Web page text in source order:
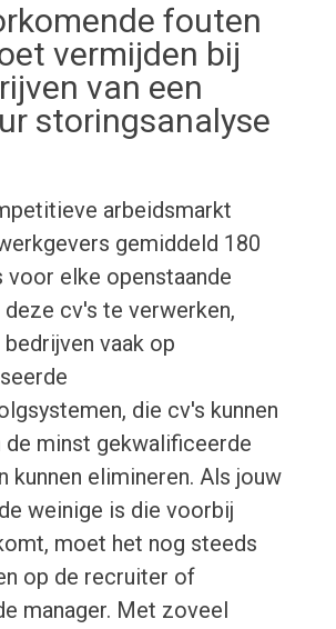
fouten
vermijden bij
van een
storingsanalyse
arbeidsmarkt
gemiddeld 180
elke openstaande
cv's te verwerken,
vaak op
die cv's kunnen
de minst gekwalificeerde
kunnen elimineren. Als jouw
weinige is die voorbij
moet het nog steeds
op de recruiter of
manager. Met zoveel